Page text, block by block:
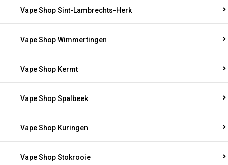
Vape Shop Sint-Lambrechts-Herk
Vape Shop Wimmertingen
Vape Shop Kermt
Vape Shop Spalbeek
Vape Shop Kuringen
Vape Shop Stokrooie